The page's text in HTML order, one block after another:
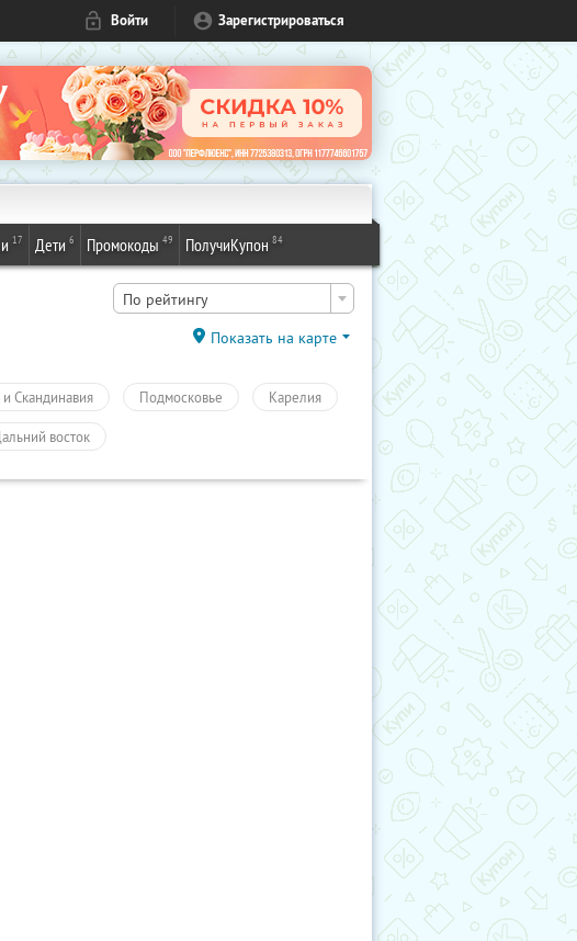
Войти Зарегистрироваться
17 Дети 6 Промокоды 49 ПолучиКупон 84
По рейтингу
Показать на карте
Скандинавия Подмосковье Карелия
восток